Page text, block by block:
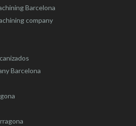
Barcelona
company
Barcelona